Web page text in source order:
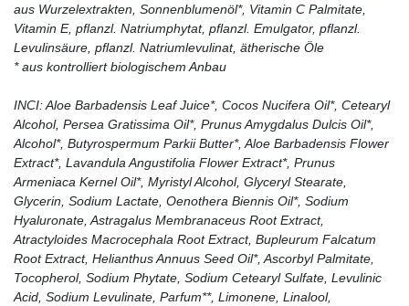
aus Wurzelextrakten, Sonnenblumenöl*, Vitamin C Palmitate,
Vitamin E, pflanzl. Natriumphytat, pflanzl. Emulgator, pflanzl.
Levulinsäure, pflanzl. Natriumlevulinat, ätherische Öle
* aus kontrolliert biologischem Anbau
INCI: Aloe Barbadensis Leaf Juice*, Cocos Nucifera Oil*, Cetearyl
Alcohol, Persea Gratissima Oil*, Prunus Amygdalus Dulcis Oil*,
Alcohol*, Butyrospermum Parkii Butter*, Aloe Barbadensis Flower
Extract*, Lavandula Angustifolia Flower Extract*, Prunus
Armeniaca Kernel Oil*, Myristyl Alcohol, Glyceryl Stearate,
Glycerin, Sodium Lactate, Oenothera Biennis Oil*, Sodium
Hyaluronate, Astragalus Membranaceus Root Extract,
Atractyloides Macrocephala Root Extract, Bupleurum Falcatum
Root Extract, Helianthus Annuus Seed Oil*, Ascorbyl Palmitate,
Tocopherol, Sodium Phytate, Sodium Cetearyl Sulfate, Levulinic
Acid, Sodium Levulinate, Parfum**, Limonene, Linalool,